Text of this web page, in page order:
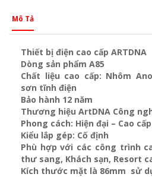
Mô Tả
Thiết bị điện cao cấp ARTDNA
Dòng sản phẩm A85
Chất liệu cao cấp: Nhôm
sơn tĩnh điện
Bảo hành 12 năm
Thương hiệu ArtDNA Công
Phong cách: Hiện đại – Cao cấp
Kiểu lắp gép: Cố định
Phù hợp với các công trình
thư sang, Khách sạn, Resort
Kích thước mặt là 86mm sử